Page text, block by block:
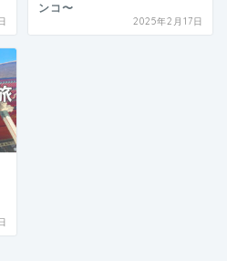
ンコ〜
2025年2月17日